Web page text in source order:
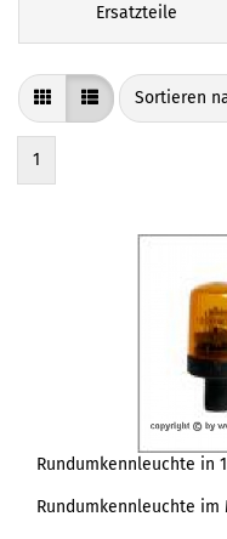
Ersatzteile
Sortieren
Sortieren
1
Rundumkennleuchte in
Rundumkennleuchte im